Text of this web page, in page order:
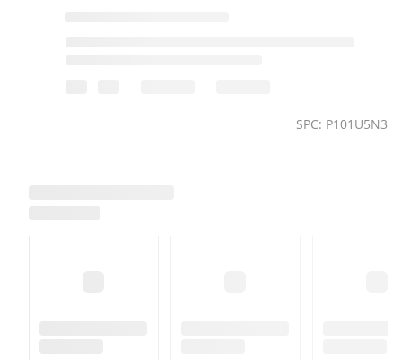
SPC: P101U5N3